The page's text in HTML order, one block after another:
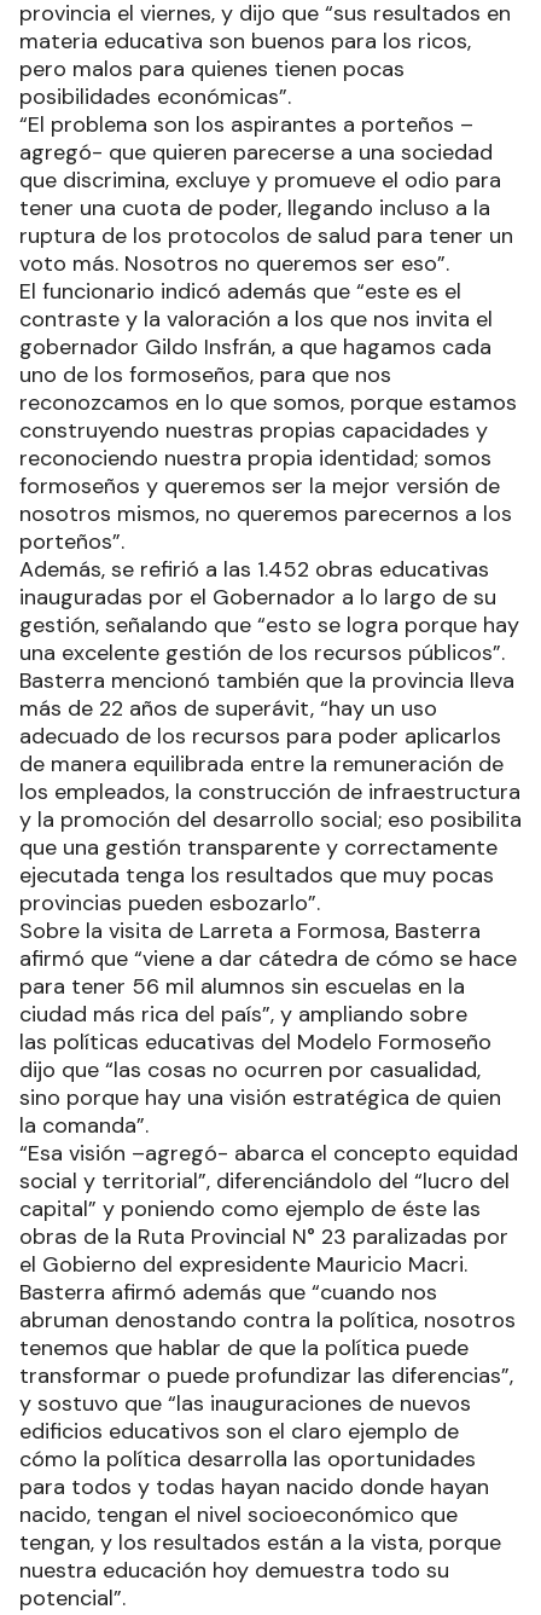
provincia el viernes, y dijo que “sus resultados en
materia educativa son buenos para los ricos,
pero malos para quienes tienen pocas
posibilidades económicas”.
“El problema son los aspirantes a porteños –
agregó- que quieren parecerse a una sociedad
que discrimina, excluye y promueve el odio para
tener una cuota de poder, llegando incluso a la
ruptura de los protocolos de salud para tener un
voto más. Nosotros no queremos ser eso”.
El funcionario indicó además que “este es el
contraste y la valoración a los que nos invita el
gobernador Gildo Insfrán, a que hagamos cada
uno de los formoseños, para que nos
reconozcamos en lo que somos, porque estamos
construyendo nuestras propias capacidades y
reconociendo nuestra propia identidad; somos
formoseños y queremos ser la mejor versión de
nosotros mismos, no queremos parecernos a los
porteños”.
Además, se refirió a las 1.452 obras educativas
inauguradas por el Gobernador a lo largo de su
gestión, señalando que “esto se logra porque hay
una excelente gestión de los recursos públicos”.
Basterra mencionó también que la provincia lleva
más de 22 años de superávit, “hay un uso
adecuado de los recursos para poder aplicarlos
de manera equilibrada entre la remuneración de
los empleados, la construcción de infraestructura
y la promoción del desarrollo social; eso posibilita
que una gestión transparente y correctamente
ejecutada tenga los resultados que muy pocas
provincias pueden esbozarlo”.
Sobre la visita de Larreta a Formosa, Basterra
afirmó que “viene a dar cátedra de cómo se hace
para tener 56 mil alumnos sin escuelas en la
ciudad más rica del país”, y ampliando sobre
las políticas educativas del Modelo Formoseño
dijo que “las cosas no ocurren por casualidad,
sino porque hay una visión estratégica de quien
la comanda”.
“Esa visión –agregó- abarca el concepto equidad
social y territorial”, diferenciándolo del “lucro del
capital” y poniendo como ejemplo de éste las
obras de la Ruta Provincial N° 23 paralizadas por
el Gobierno del expresidente Mauricio Macri.
Basterra afirmó además que “cuando nos
abruman denostando contra la política, nosotros
tenemos que hablar de que la política puede
transformar o puede profundizar las diferencias”,
y sostuvo que “las inauguraciones de nuevos
edificios educativos son el claro ejemplo de
cómo la política desarrolla las oportunidades
para todos y todas hayan nacido donde hayan
nacido, tengan el nivel socioeconómico que
tengan, y los resultados están a la vista, porque
nuestra educación hoy demuestra todo su
potencial”.